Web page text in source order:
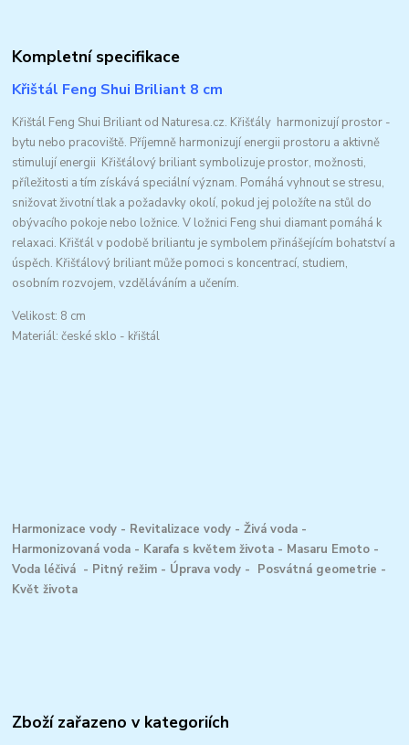
Kompletní specifikace
Křištál Feng Shui Briliant 8 cm
Křištál Feng Shui Briliant od Naturesa.cz. Křišťály harmonizují prostor -
bytu nebo pracoviště. Příjemně harmonizují energii prostoru a aktivně
stimulují energii Křišťálový briliant symbolizuje prostor, možnosti,
příležitosti a tím získává speciální význam. Pomáhá vyhnout se stresu,
snižovat životní tlak a požadavky okolí, pokud jej položíte na stůl do
obývacího pokoje nebo ložnice. V ložnici Feng shui diamant pomáhá k
relaxaci. Křišťál v podobě briliantu je symbolem přinášejícím bohatství a
úspěch. Křišťálový briliant může pomoci s koncentrací, studiem,
osobním rozvojem, vzděláváním a učením.
Velikost: 8 cm
Materiál: české sklo - křištál
Harmonizace vody - Revitalizace vody - Živá voda -
Harmonizovaná voda - Karafa s květem života - Masaru Emoto -
Voda léčivá - Pitný režim - Úprava vody - Posvátná geometrie -
Květ života
Zboží zařazeno v kategoriích